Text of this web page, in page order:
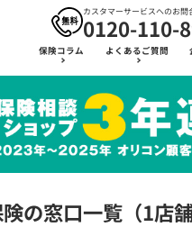
カスタマーサービスへのお問
0120-110-
保険コラム よくあるご質問
の窓口一覧（1店舗